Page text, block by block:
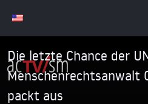
Die letzte Chance der
Menschenrechtsanwalt
packt aus